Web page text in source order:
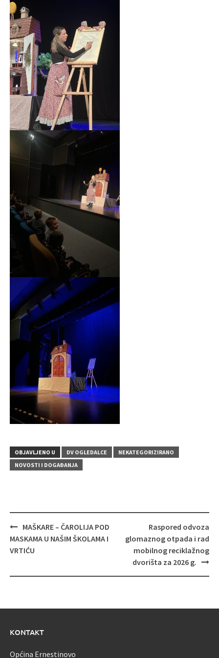
OBJAVLJENO U DV OGLEDALCE
NEKATEGORIZIRANO
NOVOSTI I DOGAĐANJA
Navigacija
objava
MAŠKARE – ČAROLIJA POD
MASKAMA U NAŠIM ŠKOLAMA I
VRTIĆU
Raspored odvoza
glomaznog otpada i rad
mobilnog reciklažnog
dvorišta za 2026 g.
KONTAKT
Općina Ernestinovo